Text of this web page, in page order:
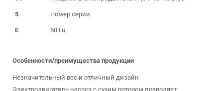
5 Номер серии
E 50 Гц
Особенности/преимущества продукции
Незначительный вес и отличный дизайн
Электродвигатель насоса с сухим ротором позволяет